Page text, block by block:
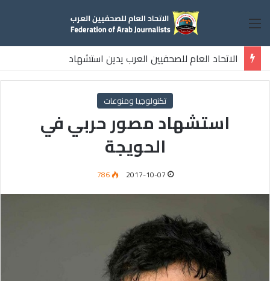
القائمة
الاتحاد العام للصحفيين العرب يدين استشهاد
ثلاثة صحفيين فلسطينيين باستهداف إسرائيلي وسط قطاع غزة
تكنولوجيا ومنوعات
استشهاد مصور حربي في
الحويجة
2017-10-07
786